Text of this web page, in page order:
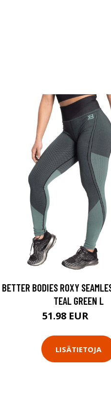
BETTER BODIES ROXY
TEAL GREEN L
51.98 EUR
LISÄTIETOJA